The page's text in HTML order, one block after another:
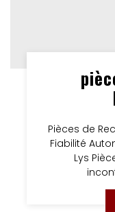
Pièces de
Fiabilité
Lys